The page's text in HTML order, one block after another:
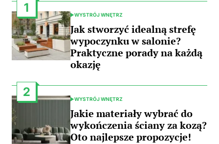
1
POSTED
IN
WYSTRÓJ WNĘTRZ
Jak stworzyć idealną strefę
wypoczynku w salonie?
Praktyczne porady na każdą
okazję
2
POSTED
IN
WYSTRÓJ WNĘTRZ
Jakie materiały wybrać do
wykończenia ściany za kozą?
Oto najlepsze propozycje!